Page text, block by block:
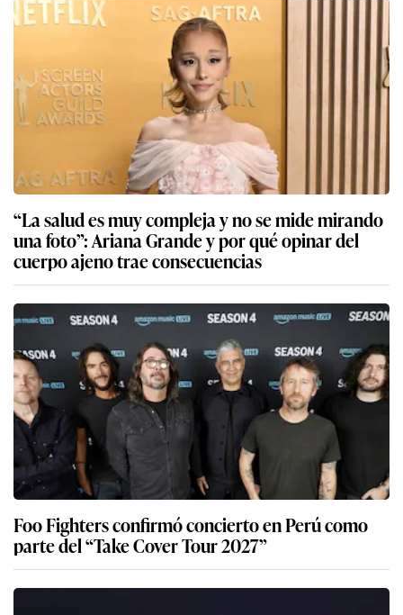
“La salud es muy compleja y no se mide mirando
una foto”: Ariana Grande y por qué opinar del
cuerpo ajeno trae consecuencias
Foo Fighters confirmó concierto en Perú como
parte del “Take Cover Tour 2027”